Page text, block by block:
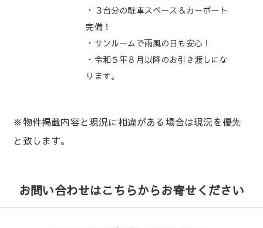
・３台分の駐車スペース＆カーポート
完備！
・サンルームで雨風の日も安心！
・令和５年８月以降のお引き渡しにな
ります。
※物件掲載内容と現況に相違がある場合は現況を優先
と致します。
お問い合わせはこちらからお寄せください